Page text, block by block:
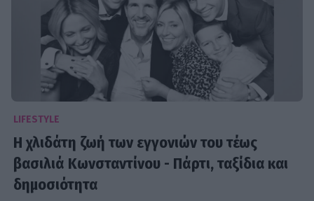
LIFESTYLE
Η χλιδάτη ζωή των εγγονιών του τέως
βασιλιά Κωνσταντίνου - Πάρτι, ταξίδια και
δημοσιότητα